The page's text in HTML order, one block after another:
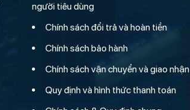
người tiêu dùng
Chính sách đổi trả và hoàn tiền
Chính sách bảo hành
Chính sách vận chuyển và giao nhận
Quy định và hình thức thanh toán